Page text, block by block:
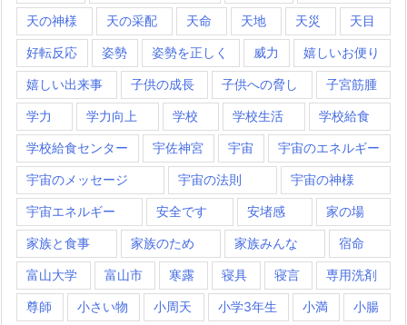
天の神様 天の采配 天命 天地 天災 天目
好転反応 姿勢 姿勢を正しく 威力 嬉しいお便り
嬉しい出来事 子供の成長 子供への脅し 子宮筋腫
学力 学力向上 学校 学校生活 学校給食
学校給食センター 宇佐神宮 宇宙 宇宙のエネルギー
宇宙のメッセージ 宇宙の法則 宇宙の神様
宇宙エネルギー 安全です 安堵感 家の場
家族と食事 家族のため 家族みんな 宿命
富山大学 富山市 寒露 寝具 寝言 専用洗剤
尊師 小さい物 小周天 小学3年生 小満 小腸